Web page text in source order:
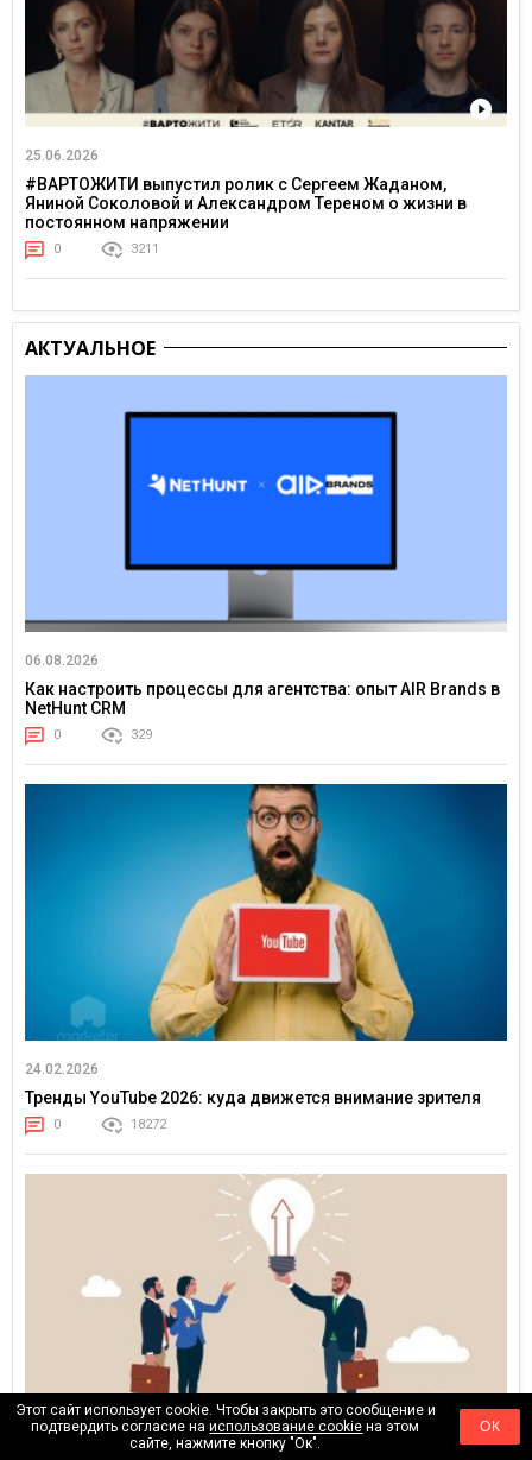
25.06.2026
#ВАРТОЖИТИ выпустил ролик с Сергеем Жаданом,
Яниной Соколовой и Александром Тереном о жизни в
постоянном напряжении
0 3211
АКТУАЛЬНОЕ
06.08.2026
Как настроить процессы для агентства: опыт AIR Brands в
NetHunt CRM
0 329
24.02.2026
Тренды YouTube 2026: куда движется внимание зрителя
0 18272
Этот сайт использует cookie. Чтобы закрыть это сообщение и
подтвердить согласие наиспользование cookie на этом
сайте, нажмите кнопку "Ок".
ОК